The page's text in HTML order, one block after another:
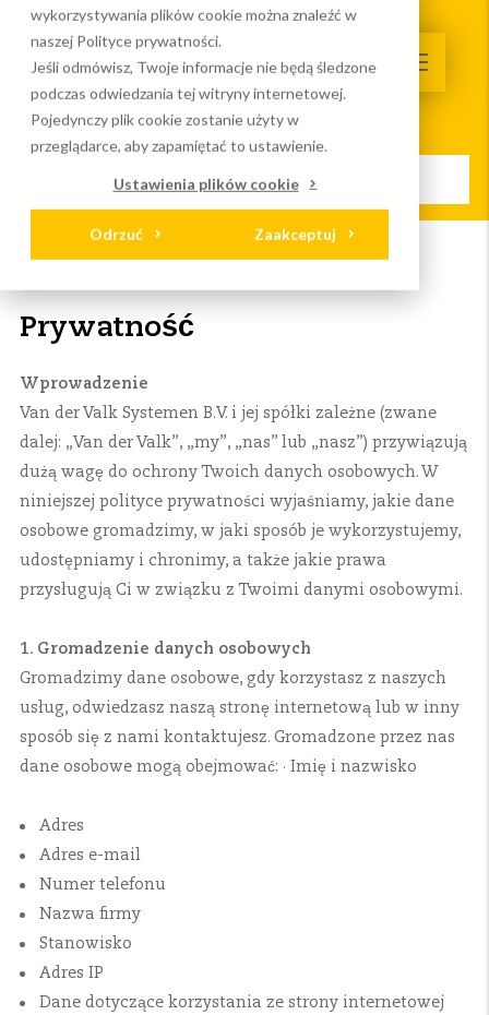
wykorzystywania plików cookie można znaleźć w
naszej Polityce prywatności.
Jeśli odmówisz, Twoje informacje nie będą śledzone
podczas odwiedzania tej witryny internetowej.
Pojedynczy plik cookie zostanie użyty w
przeglądarce, aby zapamiętać to ustawienie.
Ustawienia plików cookie
Zaakceptuj
Odrzuć
Prywatność
Wprowadzenie
Van der Valk Systemen B.V. i jej spółki zależne (zwane
dalej: „Van der Valk”, „my”, „nas” lub „nasz”) przywiązują
dużą wagę do ochrony Twoich danych osobowych. W
niniejszej polityce prywatności wyjaśniamy, jakie dane
osobowe gromadzimy, w jaki sposób je wykorzystujemy,
udostępniamy i chronimy, a także jakie prawa
przysługują Ci w związku z Twoimi danymi osobowymi.
1. Gromadzenie danych osobowych
Gromadzimy dane osobowe, gdy korzystasz z naszych
usług, odwiedzasz naszą stronę internetową lub w inny
sposób się z nami kontaktujesz. Gromadzone przez nas
dane osobowe mogą obejmować: · Imię i nazwisko
Adres
Adres e-mail
Numer telefonu
Nazwa firmy
Stanowisko
Adres IP
Dane dotyczące korzystania ze strony internetowej